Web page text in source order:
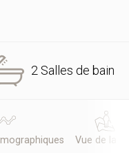
2 Salles de bain
Vue de la